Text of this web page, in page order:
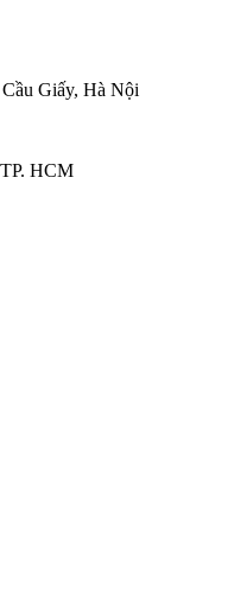
Giấy, Hà Nội
HCM